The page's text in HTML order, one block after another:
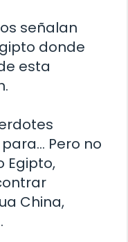
señalan
donde
esta
Pero no
Egipto,
China,